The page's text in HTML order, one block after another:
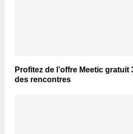
Profitez de l’offre Meetic
des rencontres